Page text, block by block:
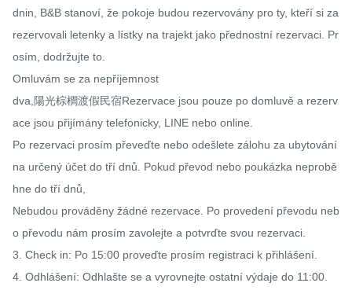
dnin, B&B stanoví, že pokoje budou rezervovány pro ty, kteří si za
rezervovali letenky a lístky na trajekt jako přednostní rezervaci. Pr
osím, dodržujte to.
Omluvám se za nepříjemnost
dva,陽光棕櫚渡假民宿Rezervace jsou pouze po domluvě a rezerv
ace jsou přijímány telefonicky, LINE nebo online.
Po rezervaci prosím převeďte nebo odešlete zálohu za ubytování
na určený účet do tří dnů. Pokud převod nebo poukázka neprobě
hne do tří dnů,
Nebudou prováděny žádné rezervace. Po provedení převodu neb
o převodu nám prosím zavolejte a potvrďte svou rezervaci.
3. Check in: Po 15:00 proveďte prosím registraci k přihlášení.
4. Odhlášení: Odhlašte se a vyrovnejte ostatní výdaje do 11:00.